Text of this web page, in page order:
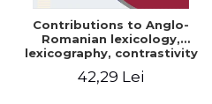
Contributions to Anglo-
Romanian lexicology,
lexicography, contrastivity
Resulting from reflective
42,29 Lei